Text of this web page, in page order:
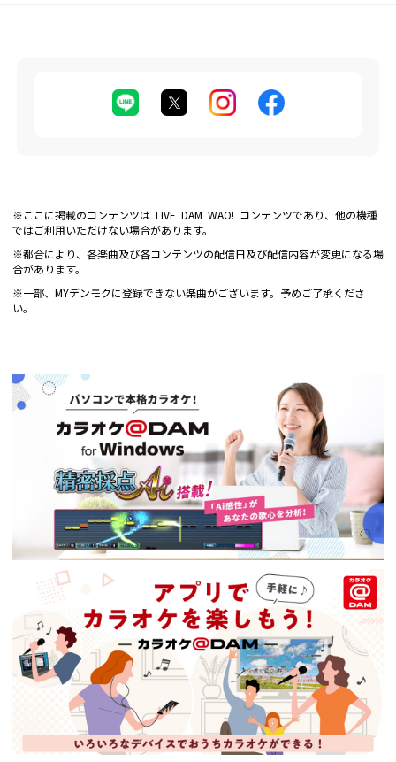
※ここに掲載のコンテンツは LIVE DAM WAO! コンテンツであり、他の機種
ではご利用いただけない場合があります。
※都合により、各楽曲及び各コンテンツの配信日及び配信内容が変更になる場
合があります。
※一部、MYデンモクに登録できない楽曲がございます。予めご了承くださ
い。